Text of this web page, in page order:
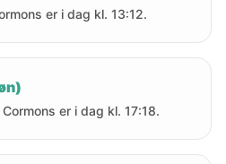
er i dag kl. 13:12.
er i dag kl. 17:18.